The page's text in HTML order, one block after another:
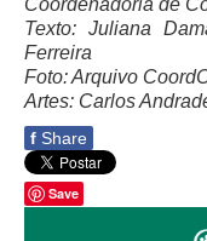
Biblioteca
Educação a
Comissão
Escola Judicial
Coordenadoria de
Texto: Juliana
Ferreira
Foto: Arquivo
Artes: Carlos
f Share
Save